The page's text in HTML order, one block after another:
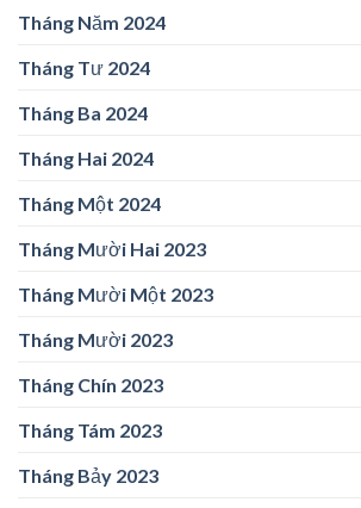
Tháng Năm 2024
Tháng Tư 2024
Tháng Ba 2024
Tháng Hai 2024
Tháng Một 2024
Tháng Mười Hai 2023
Tháng Mười Một 2023
Tháng Mười 2023
Tháng Chín 2023
Tháng Tám 2023
Tháng Bảy 2023